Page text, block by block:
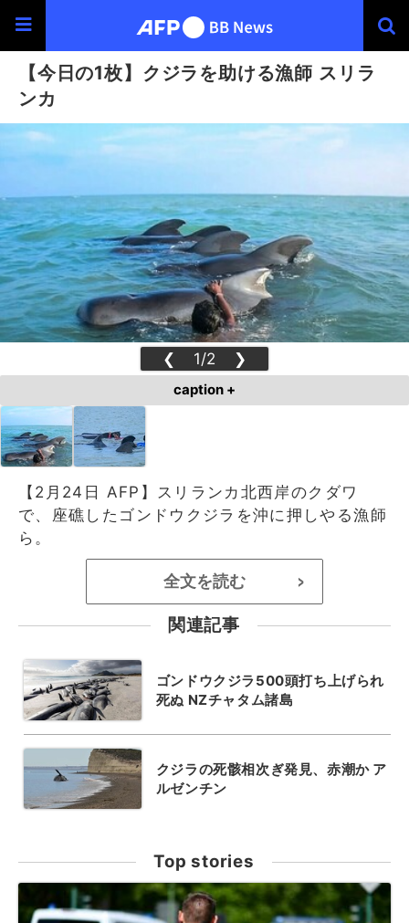
【今日の1枚】クジラを助ける漁師 スリラ
ンカ
❮ 1/2 ❯
caption +
【2月24日 AFP】スリランカ北西岸のクダワ
で、座礁したゴンドウクジラを沖に押しやる漁師
ら。
全文を読む >
関連記事
ゴンドウクジラ500頭打ち上げられ
死ぬ NZチャタム諸島
クジラの死骸相次ぎ発見、赤潮か ア
ルゼンチン
Top stories